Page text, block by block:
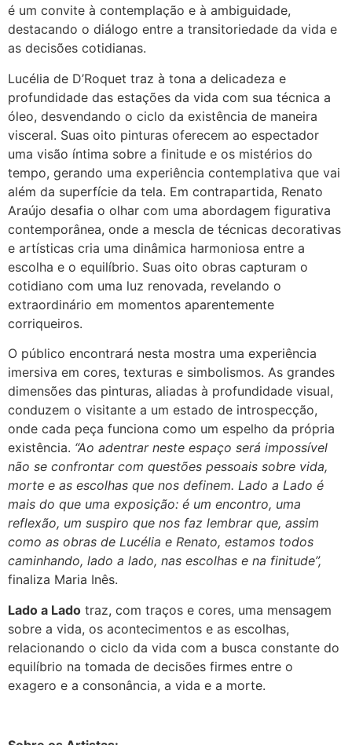
é um convite à contemplação e à ambiguidade,
destacando o diálogo entre a transitoriedade da vida e
as decisões cotidianas.
Lucélia de D’Roquet traz à tona a delicadeza e
profundidade das estações da vida com sua técnica a
óleo, desvendando o ciclo da existência de maneira
visceral. Suas oito pinturas oferecem ao espectador
uma visão íntima sobre a finitude e os mistérios do
tempo, gerando uma experiência contemplativa que vai
além da superfície da tela. Em contrapartida, Renato
Araújo desafia o olhar com uma abordagem figurativa
contemporânea, onde a mescla de técnicas decorativas
e artísticas cria uma dinâmica harmoniosa entre a
escolha e o equilíbrio. Suas oito obras capturam o
cotidiano com uma luz renovada, revelando o
extraordinário em momentos aparentemente
corriqueiros.
O público encontrará nesta mostra uma experiência
imersiva em cores, texturas e simbolismos. As grandes
dimensões das pinturas, aliadas à profundidade visual,
conduzem o visitante a um estado de introspecção,
onde cada peça funciona como um espelho da própria
existência. “Ao adentrar neste espaço será impossível
não se confrontar com questões pessoais sobre vida,
morte e as escolhas que nos definem. Lado a Lado é
mais do que uma exposição: é um encontro, uma
reflexão, um suspiro que nos faz lembrar que, assim
como as obras de Lucélia e Renato, estamos todos
caminhando, lado a lado, nas escolhas e na finitude”,
finaliza Maria Inês.
Lado a Lado traz, com traços e cores, uma mensagem
sobre a vida, os acontecimentos e as escolhas,
relacionando o ciclo da vida com a busca constante do
equilíbrio na tomada de decisões firmes entre o
exagero e a consonância, a vida e a morte.